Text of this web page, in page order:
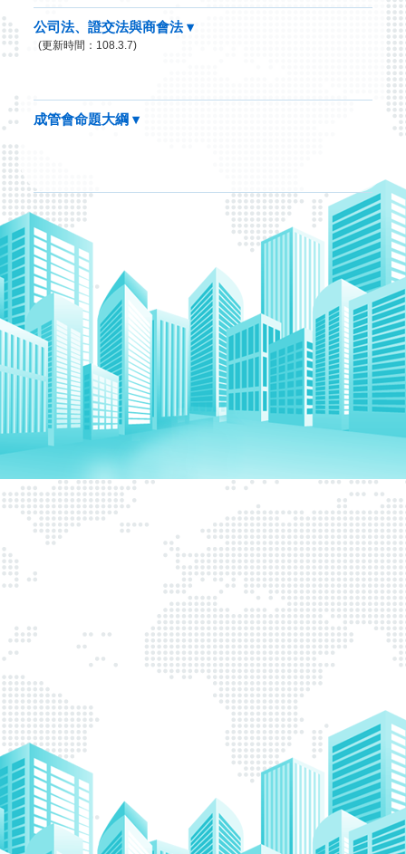
公司法、證交法與商會法 ▾
(更新時間：108.3.7)
成管會命題大綱 ▾